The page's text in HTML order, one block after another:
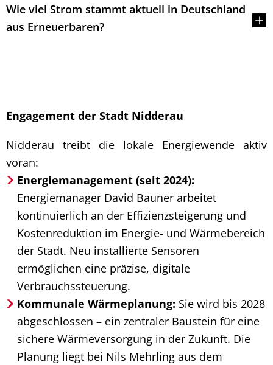
Wie viel Strom stammt aktuell in Deutschland
aus Erneuerbaren?
Engagement der Stadt Nidderau
Nidderau treibt die lokale Energiewende aktiv
voran:
Energiemanagement (seit 2024):
Energiemanager David Bauner arbeitet
kontinuierlich an der Effizienzsteigerung und
Kostenreduktion im Energie- und Wärmebereich
der Stadt. Neu installierte Sensoren
ermöglichen eine präzise, digitale
Verbrauchssteuerung.
Kommunale Wärmeplanung: Sie wird bis 2028
abgeschlossen – ein zentraler Baustein für eine
sichere Wärmeversorgung in der Zukunft. Die
Planung liegt bei Nils Mehrling aus dem